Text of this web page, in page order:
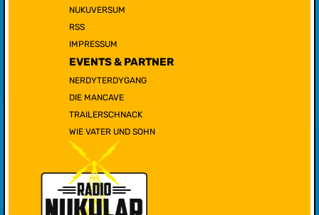
NUKUVERSUM
RSS
IMPRESSUM
EVENTS & PARTNER
NERDYTERDYGANG
DIE MANCAVE
TRAILERSCHNACK
WIE VATER UND SOHN